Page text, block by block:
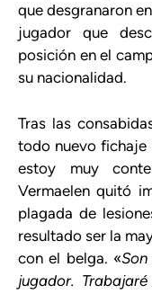
que desgranaron
jugador que
posición en el
su nacionalidad.
Tras las
todo nuevo fichaje
estoy muy
Vermaelen quitó
plagada de
resultado ser la
con el belga. «
jugador.